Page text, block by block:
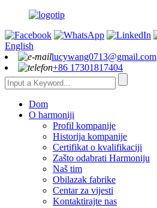
English
lucywang0713@gmail.com
+86 17301817404
Dom
O harmoniji
Profil kompanije
Historija kompanije
Certifikat o kvalifikaciji
Zašto odabrati Harmoniju
Naš tim
Obilazak fabrike
Centar za vijesti
Kontaktirajte nas